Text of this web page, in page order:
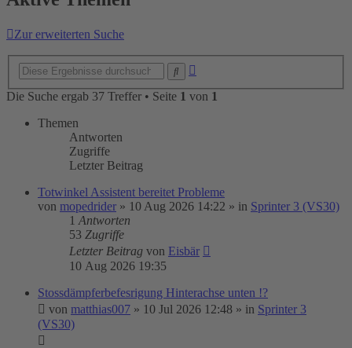
Zur erweiterten Suche
Die Suche ergab 37 Treffer • Seite 1 von 1
Themen
Antworten
Zugriffe
Letzter Beitrag
Totwinkel Assistent bereitet Probleme
von mopedrider » 10 Aug 2026 14:22 » in Sprinter 3 (VS30)
1 Antworten
53 Zugriffe
Letzter Beitrag von Eisbär
10 Aug 2026 19:35
Stossdämpferbefesrigung Hinterachse unten !?
von matthias007 » 10 Jul 2026 12:48 » in Sprinter 3
(VS30)